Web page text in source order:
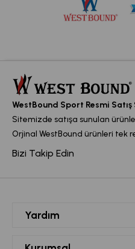
WestBound Sport Resmi Satış
Sitemizde satışa sunulan
Orjinal WestBound ürünleri tek
Bizi Takip Edin
Yardım